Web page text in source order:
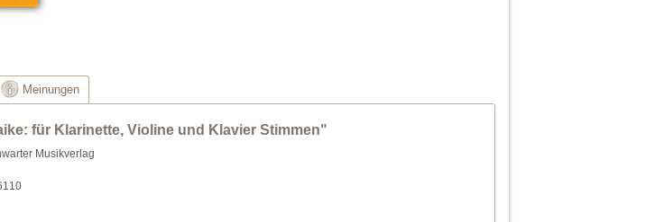
Meinungen
für Klarinette, Violine und Klavier Stimmen"
Musikverlag